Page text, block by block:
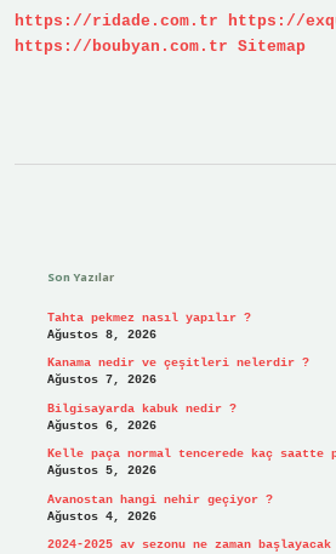
https://ridade.com.tr
https://
https://boubyan.com.tr Sitemap
Son Yazılar
Tahta pekmez nasıl yapılır ?
Ağustos 8, 2026
Kanama nedir ve çeşitleri nelerdir ?
Ağustos 7, 2026
Bilgisayarda kabuk nedir ?
Ağustos 6, 2026
Kelle paça normal tencerede kaç saatte
Ağustos 5, 2026
Avanostan hangi nehir geçiyor ?
Ağustos 4, 2026
2024-2025 av sezonu ne zaman başlayacak